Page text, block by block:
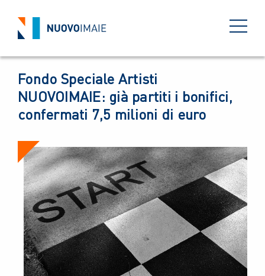
Fondo Speciale Artisti
NUOVOIMAIE: già partiti i bonifici,
confermati 7,5 milioni di euro